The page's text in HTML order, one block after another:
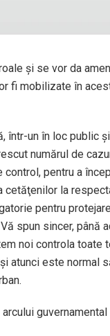
şi se vor da
fi mobilizate în
într-un în loc public
numărul de
pentru a
la
pentru
spun sincer, până
noi controla toate
atunci este normal